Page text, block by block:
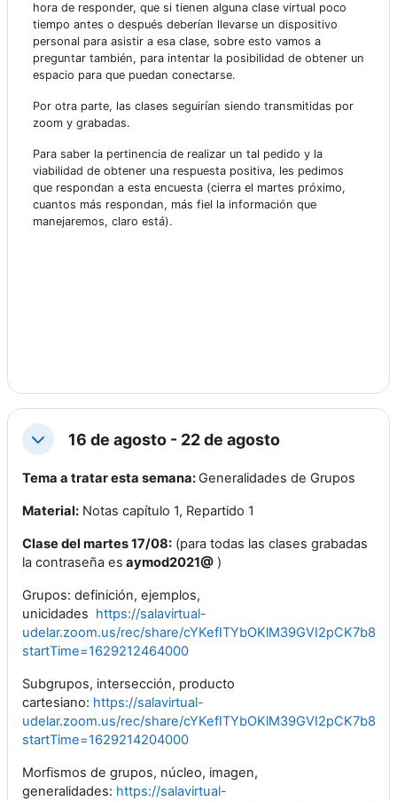
hora de responder, que si tienen alguna clase virtual poco
tiempo antes o después deberían llevarse un dispositivo
personal para asistir a esa clase, sobre esto vamos a
preguntar también, para intentar la posibilidad de obtener un
espacio para que puedan conectarse.
Por otra parte, las clases seguirían siendo transmitidas por
zoom y grabadas.
Para saber la pertinencia de realizar un tal pedido y la
viabilidad de obtener una respuesta positiva, les pedimos
que respondan a esta encuesta (cierra el martes próximo,
cuantos más respondan, más fiel la información que
manejaremos, claro está).
Colapsar16 de agosto - 22 de agosto
Tema a tratar esta semana: Generalidades de Grupos
Material: Notas capítulo 1, Repartido 1
Clase del martes 17/08: (para todas las clases grabadas
la contraseña es aymod2021@ )
Grupos: definición, ejemplos,
unicidades https://salavirtual-
udelar.zoom.us/rec/share/
startTime=1629212464000
Subgrupos, intersección, producto
cartesiano: https://salavirtual-
udelar.zoom.us/rec/share/
startTime=1629214204000
Morfismos de grupos, núcleo, imagen,
generalidades: https://salavirtual-